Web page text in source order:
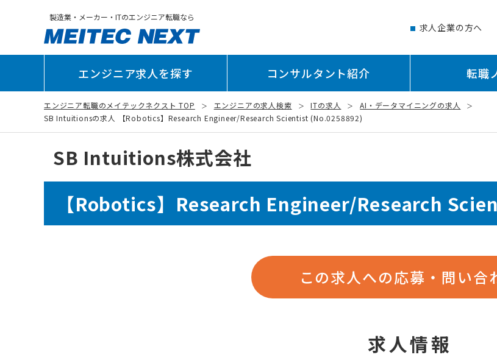
製造業・メーカー・ITのエンジニア転職なら
求人企業の方へ
エンジニア求人を探す コンサルタント紹介 転職
エンジニア転職のメイテックネクスト TOP エンジニアの求人検索 ITの求人
AI・データマイニングの求人
SB Intuitionsの求人 【Robotics】Research Engineer/Research Scientist (No.0258892)
SB Intuitions株式会社
【Robotics】Research Engineer/Research
この求人への応募・問い合
求人情報